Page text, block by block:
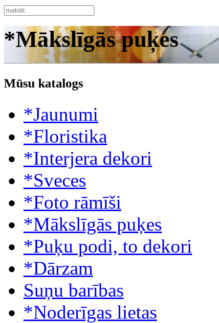
*Mākslīgās puķes
Mūsu katalogs
*Jaunumi
*Floristika
*Interjera dekori
*Sveces
*Foto rāmīši
*Mākslīgās puķes
*Puķu podi, to dekori
*Dārzam
Suņu barības
*Noderīgas lietas